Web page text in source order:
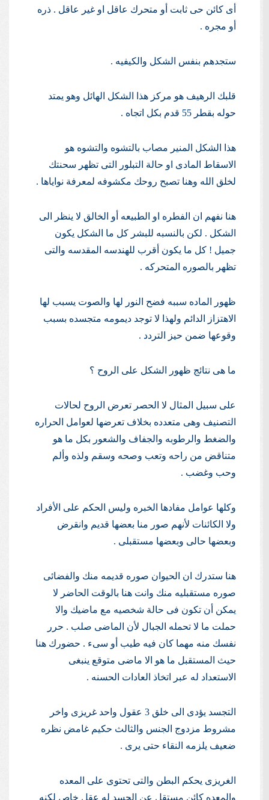
أى كائن حى ثابت أو متحرك عاقل او غير عاقل . ذره
أو مجره .
ستجدهم بنفس الشكل والكيفيه .
قلبك الرهيف هو مركز هذا الشكل الهائل وهو يمتد
حوله بقطر 55 قدم بكل اتجاه .
هذا الشكل المنير مصاب بالتشوه والتشوه هو
الاسقاط المادى او حالة التبلور التى تظهر سحنتك
لخلق الله وهنا تصبح روحك مكشوفه لمعرفة نواياها .
هنا نفهم ان الفطره او الطبيعه أو الخالق لا ينظر الى
الشكل . لكن بالنسبه للبشر كل ما الشكل يكون
جميل ! كل ما يكون أقرب للهندسه المقدسه والتى
تظهر بالصوره المتحركه .
ظهور الماده سببه فضح النور لها والصوت يسبب لها
الاهتزاز الدائم ولهذا لا توجد ديمومه متجسده بسبب
وقوعها ضمن حيز التردد .
ما هى نتائج ظهور الشكل على الروح ؟
على سبيل المثال لا الحصر تعرض الروح لحالات
التصنيف وهى متعدده بخلاف تعرضها لعوامل الحراره
والضغط والرطوبه والجفاف والشعور بكل ما هو
متناقض من راحه وتعب وصحه وسقم ولذه وألم
وحب وغضب .
وكلها عوامل مفادها الخبره وليس الحكم على الأفراد
ولا الكائنات لأنهم صور منا بعضها قديم وانقرض
وبعضها حالى وبعضها مستقبلى .
هنا ستدرك ان الحيوان صوره قديمه منك والفضائى
صوره مستقبليه منك وانت هنا بالوقت الحاضر لا
يمكن أن تكون فى حالة شخصيه مع ماضيك والا
حملت ما لا تحمله الجبال لأن الماضى صلب . حرر
نفسك منه مهما كان فيه طيب أو سىء . حضورك هنا
حيث المستقبل ما هو الا ماضى متوقع ينبغى
الاستعداد له عبر اتخاذ العادات الحسنه .
التجسد يؤدى الى خلق 3 عقول واحد غريزى واخر
مشروط مزدوج الجنس والثالث حكيم غامض نظره
ضعيف يلزمه النقاء حتى يرى .
الغريزى يحكم البطن والتى تحتوى على المعده
والمعده كائن مستقل عن الجسد له عقل خاص لكنه